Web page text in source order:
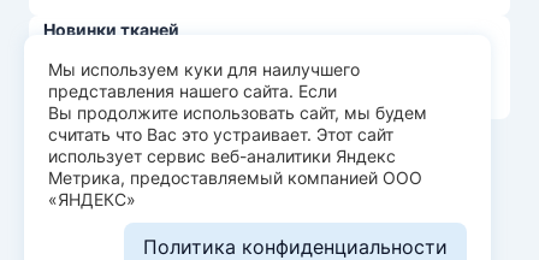
Новинки тканей
Распродажа тканей
Лидеры продаж
© Арт Текс — продажа тканей оптом, 2026
Пользовательское соглашение
Политика конфиденциальности
Мы используем куки для наилучшего
представления нашего сайта. Если
Вы продолжите использовать сайт, мы будем
считать что Вас это устраивает. Этот сайт
использует сервис веб-аналитики Яндекс
Метрика, предоставляемый компанией ООО
«ЯНДЕКС»
Политика конфиденциальности